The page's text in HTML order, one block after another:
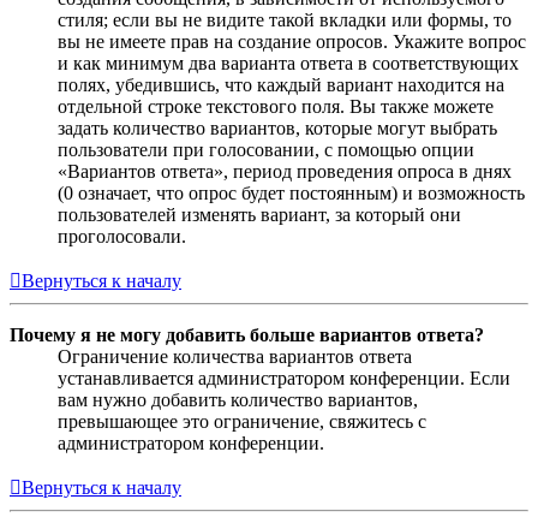
стиля; если вы не видите такой вкладки или формы, то
вы не имеете прав на создание опросов. Укажите вопрос
и как минимум два варианта ответа в соответствующих
полях, убедившись, что каждый вариант находится на
отдельной строке текстового поля. Вы также можете
задать количество вариантов, которые могут выбрать
пользователи при голосовании, с помощью опции
«Вариантов ответа», период проведения опроса в днях
(0 означает, что опрос будет постоянным) и возможность
пользователей изменять вариант, за который они
проголосовали.
Вернуться к началу
Почему я не могу добавить больше вариантов ответа?
Ограничение количества вариантов ответа
устанавливается администратором конференции. Если
вам нужно добавить количество вариантов,
превышающее это ограничение, свяжитесь с
администратором конференции.
Вернуться к началу